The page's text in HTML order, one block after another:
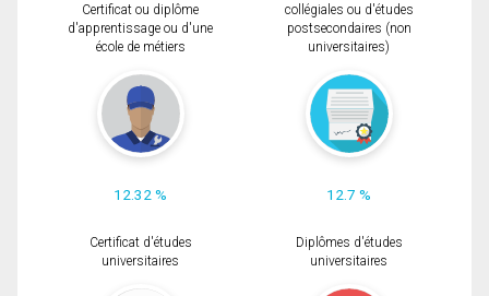
Certificat ou diplôme
d'apprentissage ou d'une
école de métiers
12.32 %
collégiales ou d'études
postsecondaires (non
universitaires)
12.7 %
Certificat d'études
universitaires
Diplômes d'études
universitaires